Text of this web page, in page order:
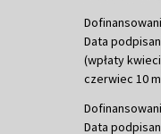
Data
(wpłaty
czerwiec 10
Data